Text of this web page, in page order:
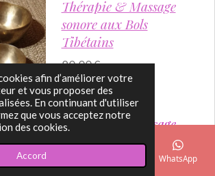
afin d’améliorer votre
et vous proposer des
En continuant d'utiliser
que vous acceptez notre
des cookies.
Accord
Thérapie & Massage
sonore aux Bols
Tibétains
80,00 €
Thérapie & Massage
Sonore aux Bols
WhatsApp